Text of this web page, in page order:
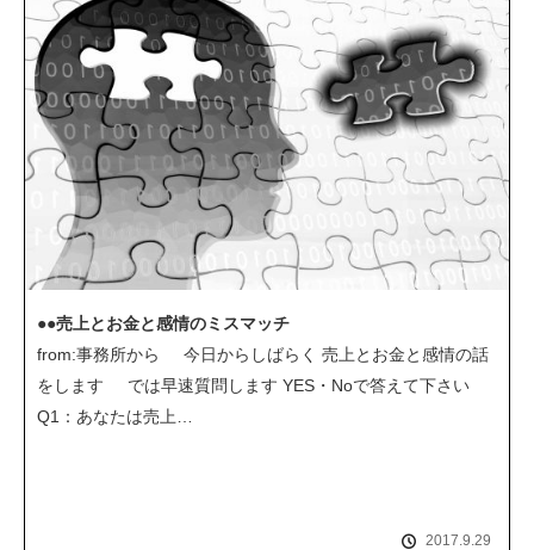
●●売上とお金と感情のミスマッチ
from:事務所から 今日からしばらく 売上とお金と感情の話
をします では早速質問します YES・Noで答えて下さい
Q1：あなたは売上…
2017.9.29